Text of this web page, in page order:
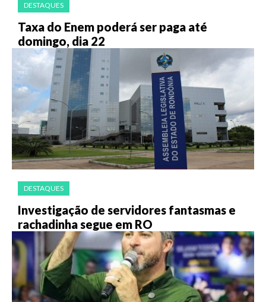
DESTAQUES
Taxa do Enem poderá ser paga até
domingo, dia 22
DESTAQUES
Investigação de servidores fantasmas e
rachadinha segue em RO